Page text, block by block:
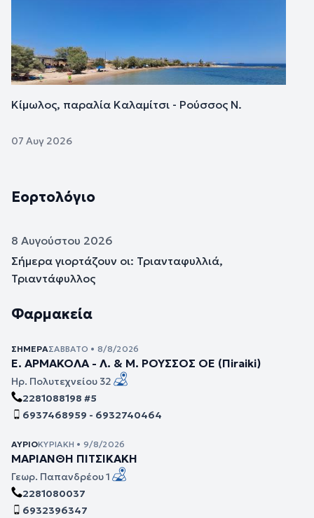
Κίμωλος, παραλία Καλαμίτσι - Ρούσσος Ν.
07 Αυγ 2026
Εορτολόγιο
8 Αυγούστου 2026
Σήμερα γιορτάζουν οι: Τριανταφυλλιά,
Τριαντάφυλλος
Φαρμακεία
ΣΉΜΕΡΑΣΆΒΒΑΤΟ • 8/8/2026
Ε. ΑΡΜΑΚΟΛΑ - Λ. & Μ. ΡΟΥΣΣΟΣ ΟΕ (Πiraiki)
Ηρ. Πολυτεχνείου 32
2281088198 #5
6937468959 - 6932740464
ΑΎΡΙΟΚΥΡΙΑΚΉ • 9/8/2026
ΜΑΡΙΑΝΘΗ ΠΙΤΣΙΚΑΚΗ
Γεωρ. Παπανδρέου 1
2281080037
6932396347